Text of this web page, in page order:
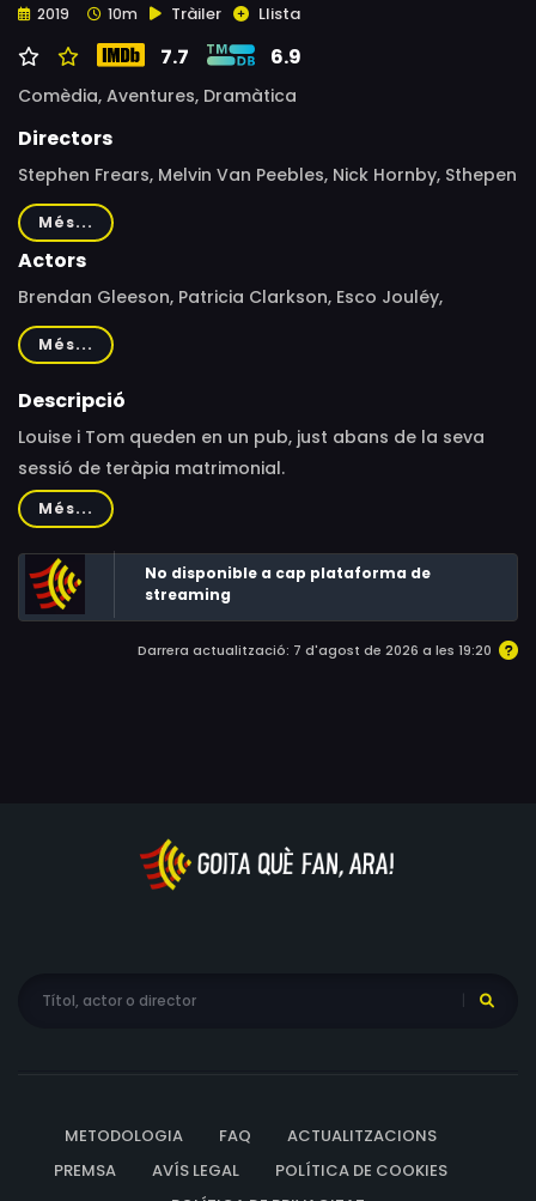
2019 10m Tràiler Llista
7.7 6.9
Comèdia, Aventures, Dramàtica
Directors
Stephen Frears, Melvin Van Peebles, Nick Hornby, Sthepen
Frears
Més...
Actors
Brendan Gleeson, Patricia Clarkson, Esco Jouléy,
Rosamund Pike
Més...
Descripció
Louise i Tom queden en un pub, just abans de la seva
sessió de teràpia matrimonial.
Més...
No disponible a cap plataforma de
streaming
Darrera actualització: 7 d'agost de 2026 a les 19:20
METODOLOGIA FAQ
ACTUALITZACIONS
PREMSA
AVÍS LEGAL
POLÍTICA DE COOKIES